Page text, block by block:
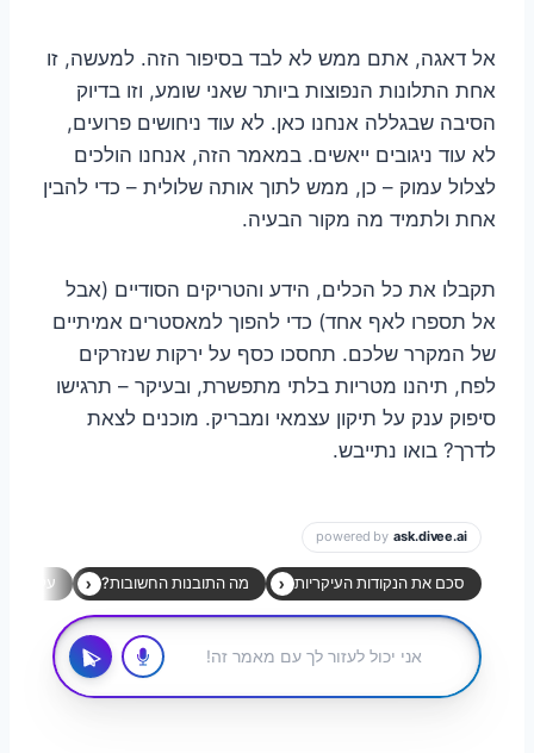
אל דאגה, אתם ממש לא לבד בסיפור הזה. למעשה, זו
אחת התלונות הנפוצות ביותר שאני שומע, וזו בדיוק
הסיבה שבגללה אנחנו כאן. לא עוד ניחושים פרועים,
לא עוד ניגובים ייאשים. במאמר הזה, אנחנו הולכים
לצלול עמוק – כן, ממש לתוך אותה שלולית – כדי להבין
אחת ולתמיד מה מקור הבעיה.
תקבלו את כל הכלים, הידע והטריקים הסודיים (אבל
אל תספרו לאף אחד) כדי להפוך למאסטרים אמיתיים
של המקרר שלכם. תחסכו כסף על ירקות שנזרקים
לפח, תיהנו מטריות בלתי מתפשרת, ובעיקר – תרגישו
סיפוק ענק על תיקון עצמאי ומבריק. מוכנים לצאת
לדרך? בואו נתייבש.